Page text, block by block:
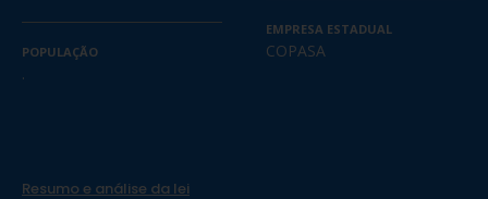
POPULAÇÃO
.
EMPRESA ESTADUAL
COPASA
Resumo e análise da lei